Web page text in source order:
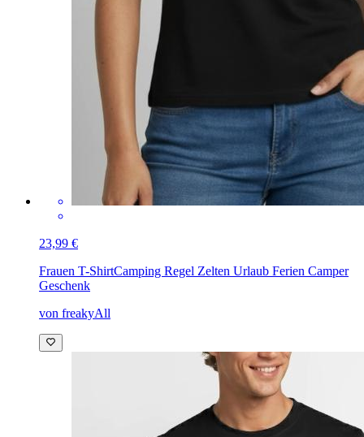
23,99 €
Frauen T-ShirtCamping Regel Zelten Urlaub Ferien Camper
Geschenk
von freakyAll